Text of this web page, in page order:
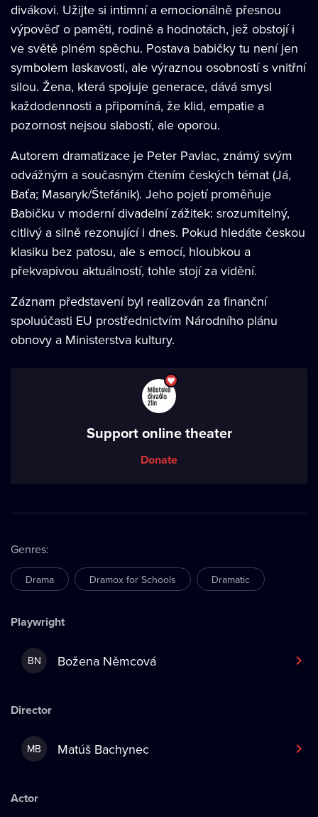
divákovi. Užijte si intimní a emocionálně přesnou
výpověď o paměti, rodině a hodnotách, jež obstojí i
ve světě plném spěchu. Postava babičky tu není jen
symbolem laskavosti, ale výraznou osobností s vnitřní
silou. Žena, která spojuje generace, dává smysl
každodennosti a připomíná, že klid, empatie a
pozornost nejsou slabostí, ale oporou.
Autorem dramatizace je Peter Pavlac, známý svým
odvážným a současným čtením českých témat (Já,
Baťa; Masaryk/Štefánik). Jeho pojetí proměňuje
Babičku v moderní divadelní zážitek: srozumitelný,
citlivý a silně rezonující i dnes. Pokud hledáte českou
klasiku bez patosu, ale s emocí, hloubkou a
překvapivou aktuálností, tohle stojí za vidění.
Záznam představení byl realizován za finanční
spoluúčasti EU prostřednictvím Národního plánu
obnovy a Ministerstva kultury.
Support online theater
Donate
Genres:
Drama Dramox for Schools Dramatic
Playwright
BN Božena Němcová
Director
MB Matúš Bachynec
Actor